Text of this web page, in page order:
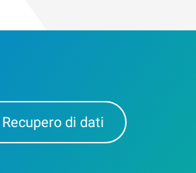
Recupero di dati